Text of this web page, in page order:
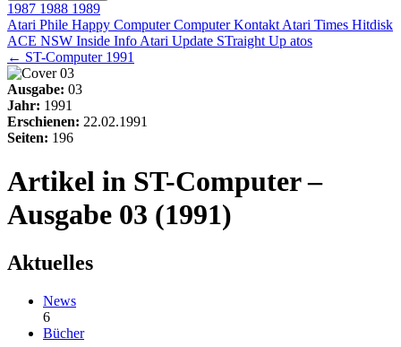
1987 1988 1989
Atari Phile Happy ComputerComputer Kontakt Atari Times Hitdisk
ACE NSW Inside Info Atari Update STraight Up atos
← ST-Computer 1991
Ausgabe: 03
Jahr: 1991
Erschienen: 22.02.1991
Seiten: 196
Artikel in ST-Computer –
Ausgabe 03 (1991)
Aktuelles
News
6
Bücher